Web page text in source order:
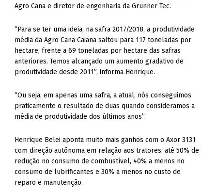
Agro Cana e diretor de engenharia da Grunner Tec.
“Para se ter uma ideia, na safra 2017/2018, a produtividade
média da Agro Cana Caiana saltou para 117 toneladas por
hectare, frente a 69 toneladas por hectare das safras
anteriores. Temos alcançado um aumento gradativo de
produtividade desde 2011”, informa Henrique.
“Ou seja, em apenas uma safra, a atual, nós conseguimos
praticamente o resultado de duas quando consideramos a
média de produtividade dos últimos anos”.
Henrique Belei aponta muito mais ganhos com o Axor 3131
com direção autônoma em relação aos tratores: até 50% de
redução no consumo de combustível, 40% a menos no
consumo de lubrificantes e 30% a menos no custo de
reparo e manutenção.